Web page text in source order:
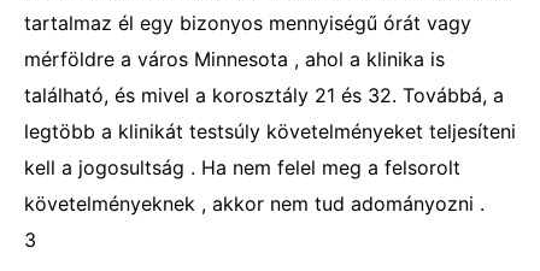
tartalmaz él egy bizonyos mennyiségű órát vagy
mérföldre a város Minnesota , ahol a klinika is
található, és mivel a korosztály 21 és 32. Továbbá, a
legtöbb a klinikát testsúly követelményeket teljesíteni
kell a jogosultság . Ha nem felel meg a felsorolt ​​
követelményeknek , akkor nem tud adományozni .
3